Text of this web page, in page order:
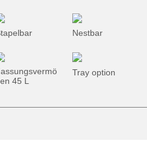
Öko-Sammlung
Gartenwerkzeug
Nestbar
45 L
Tray option